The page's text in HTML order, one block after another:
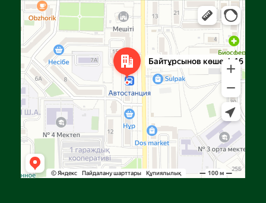
Яндекс Карталар — көлік, навигация, орындарды іздеу